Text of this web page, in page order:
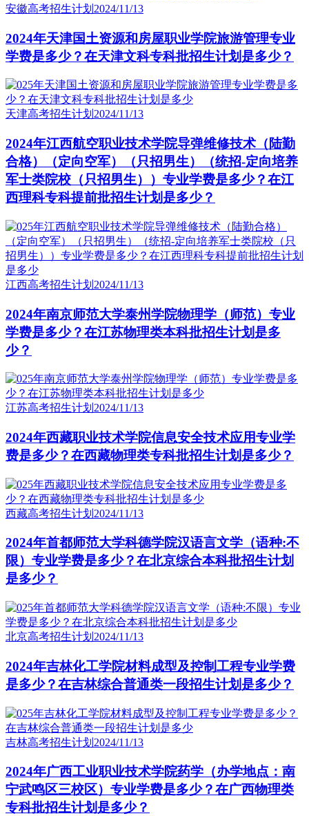
安徽高考招生计划 2024/11/13
2024年天津国土资源和房屋职业学院旅游管理专业
学费是多少？在天津文科专科批招生计划是多少？
天津高考招生计划 2024/11/13
2024年江西航空职业技术学院导弹维修技术（陆勤
合格）（定向空军）（只招男生）（统招-定向培养
军士类院校（只招男生））专业学费是多少？在江
西理科专科提前批招生计划是多少？
江西高考招生计划 2024/11/13
2024年南京师范大学泰州学院物理学（师范）专业
学费是多少？在江苏物理类本科批招生计划是多
少？
江苏高考招生计划 2024/11/13
2024年西藏职业技术学院信息安全技术应用专业学
费是多少？在西藏物理类专科批招生计划是多少？
西藏高考招生计划 2024/11/13
2024年首都师范大学科德学院汉语言文学（语种:不
限）专业学费是多少？在北京综合本科批招生计划
是多少？
北京高考招生计划 2024/11/13
2024年吉林化工学院材料成型及控制工程专业学费
是多少？在吉林综合普通类一段招生计划是多少？
吉林高考招生计划 2024/11/13
2024年广西工业职业技术学院药学（办学地点：南
宁武鸣区三校区）专业学费是多少？在广西物理类
专科批招生计划是多少？